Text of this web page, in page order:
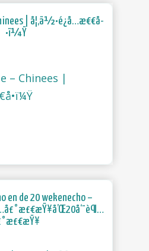
| å¦‚ä½•é¿å…æ€€å­
•ï¼Ÿ
en de 20 wekenecho –